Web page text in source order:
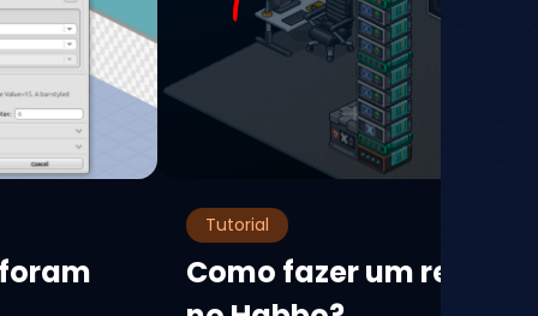
Tutorial
Como fazer um